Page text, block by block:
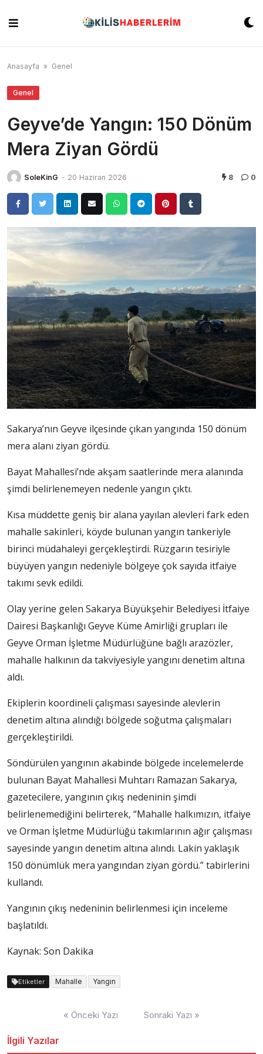
content
Anasayfa » Genel
Genel
Geyve’de Yangın: 150 Dönüm
Mera Ziyan Gördü
SoleKinG - 20 Haziran 2026 8 0
Sakarya’nın Geyve ilçesinde çıkan yangında 150 dönüm
mera alanı ziyan gördü.
Bayat Mahallesi’nde akşam saatlerinde mera alanında
şimdi belirlenemeyen nedenle yangın çıktı.
Kısa müddette geniş bir alana yayılan alevleri fark eden
mahalle sakinleri, köyde bulunan yangın tankeriyle
birinci müdahaleyi gerçekleştirdi. Rüzgarın tesiriyle
büyüyen yangın nedeniyle bölgeye çok sayıda itfaiye
takımı sevk edildi.
Olay yerine gelen Sakarya Büyükşehir Belediyesi İtfaiye
Dairesi Başkanlığı Geyve Küme Amirliği grupları ile
Geyve Orman İşletme Müdürlüğüne bağlı arazözler,
mahalle halkının da takviyesiyle yangını denetim altına
aldı.
Ekiplerin koordineli çalışması sayesinde alevlerin
denetim altına alındığı bölgede soğutma çalışmaları
gerçekleştirildi.
Söndürülen yangının akabinde bölgede incelemelerde
bulunan Bayat Mahallesi Muhtarı Ramazan Sakarya,
gazetecilere, yangının çıkış nedeninin şimdi
belirlenemediğini belirterek, “Mahalle halkımızın, itfaiye
ve Orman İşletme Müdürlüğü takımlarının ağır çalışması
sayesinde yangın denetim altına alındı. Lakin yaklaşık
150 dönümlük mera yangından ziyan gördü.” tabirlerini
kullandı.
Yangının çıkış nedeninin belirlenmesi için inceleme
başlatıldı.
Kaynak: Son Dakika
Etiketler Mahalle Yangın
« Önceki Yazı Sonraki Yazı »
İlgili Yazılar